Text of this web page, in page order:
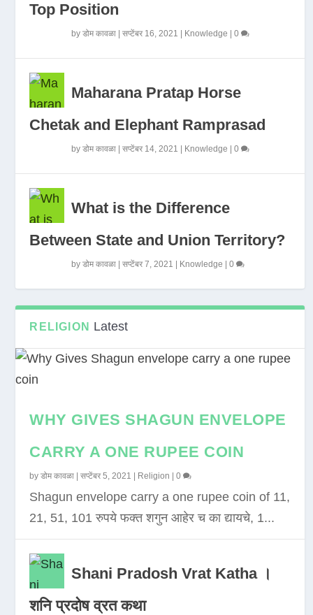
Top Position
byडोम कावळा |सप्टेंबर 16, 2021 Knowledge |0
Maharana Pratap Horse
Chetak and Elephant Ramprasad
byडोम कावळा |सप्टेंबर 14, 2021 Knowledge |0
What is the Difference
Between State and Union Territory?
byडोम कावळा |सप्टेंबर 7, 2021 Knowledge |0
RELIGION Latest
WHY GIVES SHAGUN ENVELOPE
CARRY A ONE RUPEE COIN
byडोम कावळा |सप्टेंबर 5, 2021 Religion |0
Shagun envelope carry a one rupee coin of 11,
21, 51, 101 रुपये फक्त शगुन आहेर च का द्यायचे, 1...
Shani Pradosh Vrat Katha ।
शनि प्रदोष व्रत कथा